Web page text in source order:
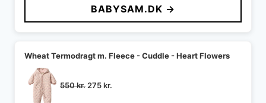
BABYSAM.DK →
Wheat Termodragt m. Fleece - Cuddle - Heart Flowers
550kr. Den
275kr.